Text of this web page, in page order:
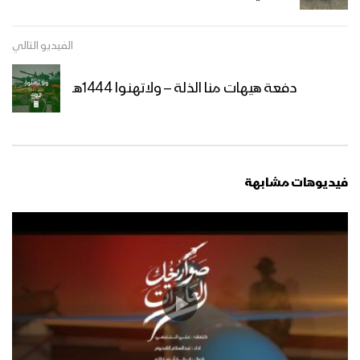
مناورة “لِيَسُوءُوا وُجُوهَكُمْ” العسكرية
1446هـ
المشاهد الكاملة – لتخرج دفعات مقاتلة
من الكليات العسكرية البرية والبحري
والجوية بمناسبة العيد العاشر لثورة الـ 21
من سبتمبر المجيدة
الفيديو التالي
دفعة هيهات منا الذلة – ولاتهنوا 1444هـ
فيديوهات مشابهة